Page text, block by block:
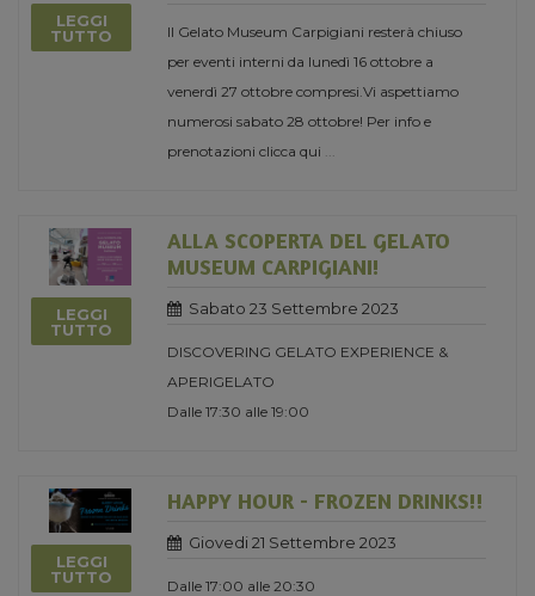
LEGGI
TUTTO
Il Gelato Museum Carpigiani resterà chiuso
per eventi interni da lunedì 16 ottobre a
venerdì 27 ottobre compresi.Vi aspettiamo
numerosi sabato 28 ottobre! Per info e
prenotazioni clicca qui
LEGGI
TUTTO
ALLA SCOPERTA DEL GELATO
MUSEUM CARPIGIANI!
Sabato 23 Settembre 2023
DISCOVERING GELATO EXPERIENCE &
APERIGELATO
Dalle 17:30 alle 19:00
LEGGI
TUTTO
HAPPY HOUR - FROZEN DRINKS!!
Giovedi 21 Settembre 2023
Dalle 17:00 alle 20:30